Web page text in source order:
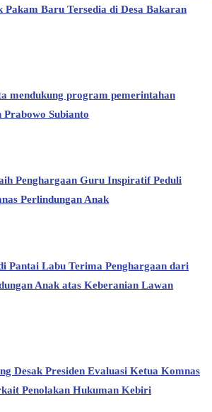
Pakam Baru Tersedia di Desa Bakaran
mendukung program pemerintahan
Prabowo Subianto
Penghargaan Guru Inspiratif Peduli
Perlindungan Anak
Pantai Labu Terima Penghargaan dari
Anak atas Keberanian Lawan
Desak Presiden Evaluasi Ketua Komnas
Penolakan Hukuman Kebiri